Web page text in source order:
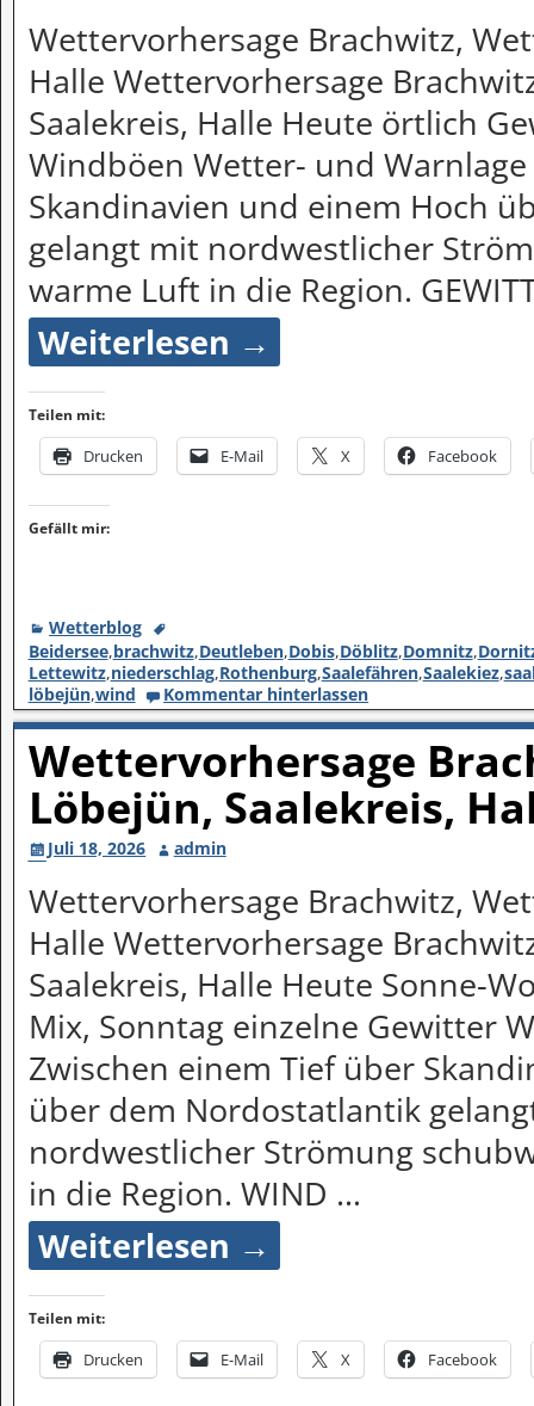
Wettervorhersage Brachwitz,
Halle Wettervorhersage
Saalekreis, Halle Heute örtlich
Windböen Wetter- und
Skandinavien und einem Hoch
gelangt mit nordwestlicher
warme Luft in die Region.
Weiterlesen →
Teilen mit:
Drucken E-Mail X Facebook
Gefällt mir:
Wetterblog
Beidersee,brachwitz,Deutleben,Dobis,Döblitz,Domnitz,
Lettewitz,niederschlag,Rothenburg,Saalefähren,Saalekiez,
löbejün,wind Kommentar hinterlassen
Wettervorhersage
Löbejün, Saalekreis,
Juli 18, 2026 admin
Wettervorhersage Brachwitz,
Halle Wettervorhersage
Saalekreis, Halle Heute Sonne-
Mix, Sonntag einzelne Gewitter
Zwischen einem Tief über
über dem Nordostatlantik
nordwestlicher Strömung
in die Region. WIND …
Weiterlesen →
Teilen mit:
Drucken E-Mail X Facebook